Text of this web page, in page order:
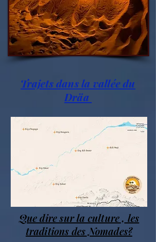
Trajets dans la vallée du
Dräa
Que dire sur la culture , les
traditions des Nomades?